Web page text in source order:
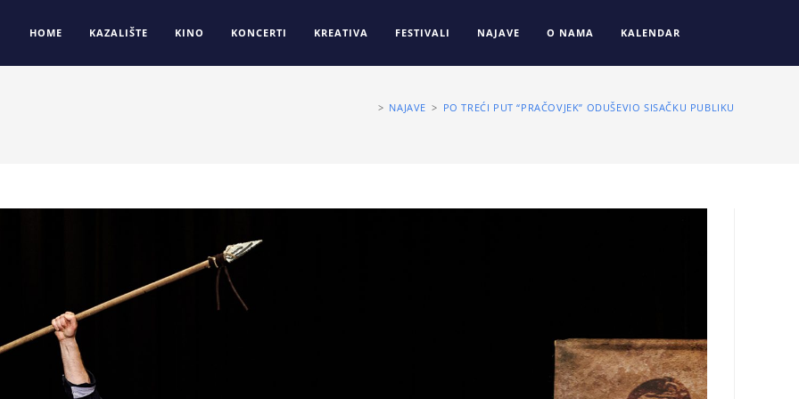
HOME KAZALIŠTE KINO KONCERTI KREATIVA FESTIVALI NAJAVE O NAMA KALENDAR
> NAJAVE > PO TREĆI PUT “PRAČOVJEK” ODUŠEVIO SISAČKU PUBLIKU